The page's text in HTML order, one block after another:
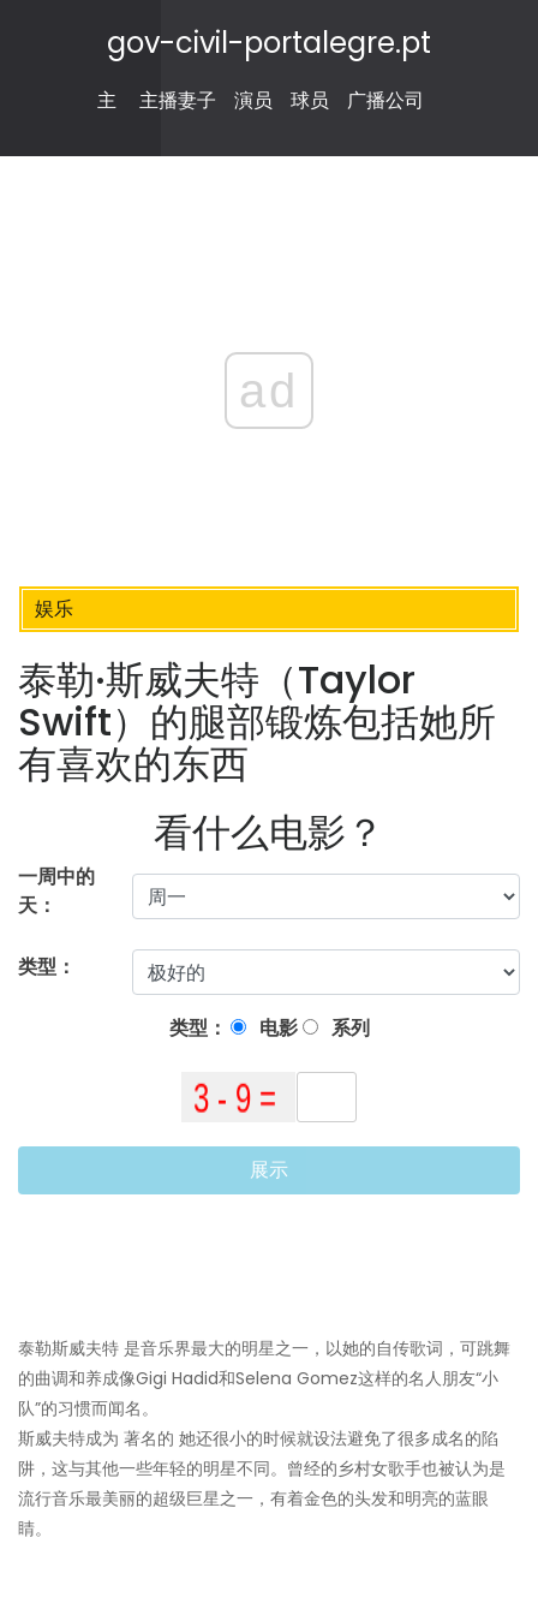
gov-civil-portalegre.pt
主 主播妻子 演员 球员 广播公司
ad
娱乐
泰勒·斯威夫特（Taylor
Swift）的腿部锻炼包括她所
有喜欢的东西
看什么电影？
一周中的
天：
类型：
类型： 电影 系列
展示
泰勒斯威夫特 是音乐界最大的明星之一，以她的自传歌词，可跳舞
的曲调和养成像Gigi Hadid和Selena Gomez这样的名人朋友“小
队”的习惯而闻名。
斯威夫特成为 著名的 她还很小的时候就设法避免了很多成名的陷
阱，这与其他一些年轻的明星不同。曾经的乡村女歌手也被认为是
流行音乐最美丽的超级巨星之一，有着金色的头发和明亮的蓝眼
睛。